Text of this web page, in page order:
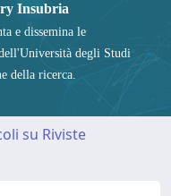
Insubria
e dissemina le
degli Studi
della ricerca.
su Riviste